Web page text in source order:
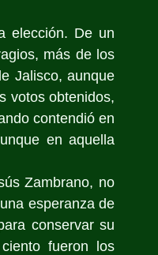
elección. De un
más de los
Jalisco, aunque
votos obtenidos,
contendió en
en aquella
Zambrano, no
esperanza de
conservar su
fueron los